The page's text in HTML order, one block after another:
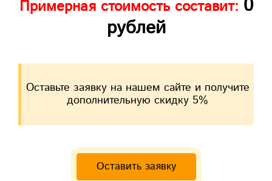
Примерная стоимость составит: 0
рублей
Оставьте заявку на нашем сайте и получите
дополнительную скидку 5%
Оставить заявку